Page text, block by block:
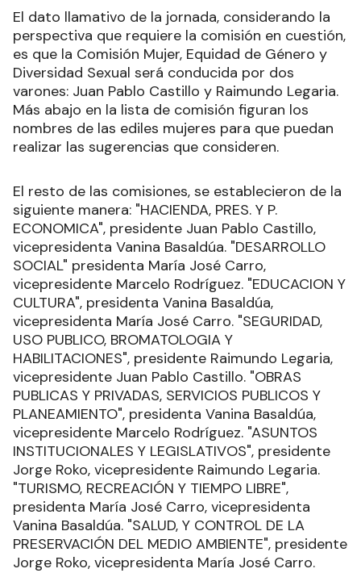
El dato llamativo de la jornada, considerando la
perspectiva que requiere la comisión en cuestión,
es que la Comisión Mujer, Equidad de Género y
Diversidad Sexual será conducida por dos
varones: Juan Pablo Castillo y Raimundo Legaria.
Más abajo en la lista de comisión figuran los
nombres de las ediles mujeres para que puedan
realizar las sugerencias que consideren.
El resto de las comisiones, se establecieron de la
siguiente manera: "HACIENDA, PRES. Y P.
ECONOMICA", presidente Juan Pablo Castillo,
vicepresidenta Vanina Basaldúa. "DESARROLLO
SOCIAL" presidenta María José Carro,
vicepresidente Marcelo Rodríguez. "EDUCACION Y
CULTURA", presidenta Vanina Basaldúa,
vicepresidenta María José Carro. "SEGURIDAD,
USO PUBLICO, BROMATOLOGIA Y
HABILITACIONES", presidente Raimundo Legaria,
vicepresidente Juan Pablo Castillo. "OBRAS
PUBLICAS Y PRIVADAS, SERVICIOS PUBLICOS Y
PLANEAMIENTO", presidenta Vanina Basaldúa,
vicepresidente Marcelo Rodríguez. "ASUNTOS
INSTITUCIONALES Y LEGISLATIVOS", presidente
Jorge Roko, vicepresidente Raimundo Legaria.
"TURISMO, RECREACIÓN Y TIEMPO LIBRE",
presidenta María José Carro, vicepresidenta
Vanina Basaldúa. "SALUD, Y CONTROL DE LA
PRESERVACIÓN DEL MEDIO AMBIENTE", presidente
Jorge Roko, vicepresidenta María José Carro.